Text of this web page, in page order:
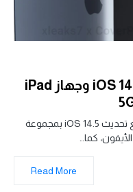
ابل تخطط لإطلاق تحديث iOS 14.5 وجهاز iPad
أشارت شركة ابل مؤخراً إلى خططها لدفع تحديث iOS 14.5 بمجموعة
كما…
Read More